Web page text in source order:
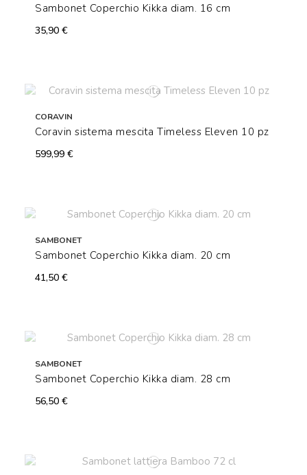
Sambonet Coperchio Kikka diam. 16 cm
35,90 €
CORAVIN
Coravin sistema mescita Timeless Eleven 10 pz
599,99 €
SAMBONET
Sambonet Coperchio Kikka diam. 20 cm
41,50 €
SAMBONET
Sambonet Coperchio Kikka diam. 28 cm
56,50 €